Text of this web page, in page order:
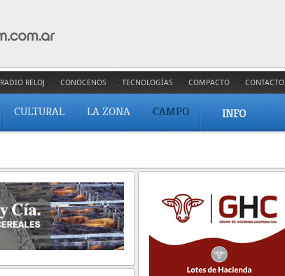
RADIO RELOJ CONOCENOS TECNOLOGÍAS COMPACTO CONTACTO
CULTURAL LA ZONA CAMPO INFO